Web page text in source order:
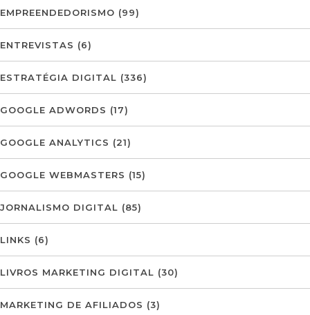
EMPREENDEDORISMO (99)
ENTREVISTAS (6)
ESTRATÉGIA DIGITAL (336)
GOOGLE ADWORDS (17)
GOOGLE ANALYTICS (21)
GOOGLE WEBMASTERS (15)
JORNALISMO DIGITAL (85)
LINKS (6)
LIVROS MARKETING DIGITAL (30)
MARKETING DE AFILIADOS (3)